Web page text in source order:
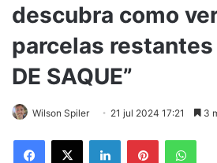
descubra como
parcelas restantes
DE SAQUE”
Wilson Spiler 21 jul 2024 17:21 3
Facebook
X LinkedinPinterest